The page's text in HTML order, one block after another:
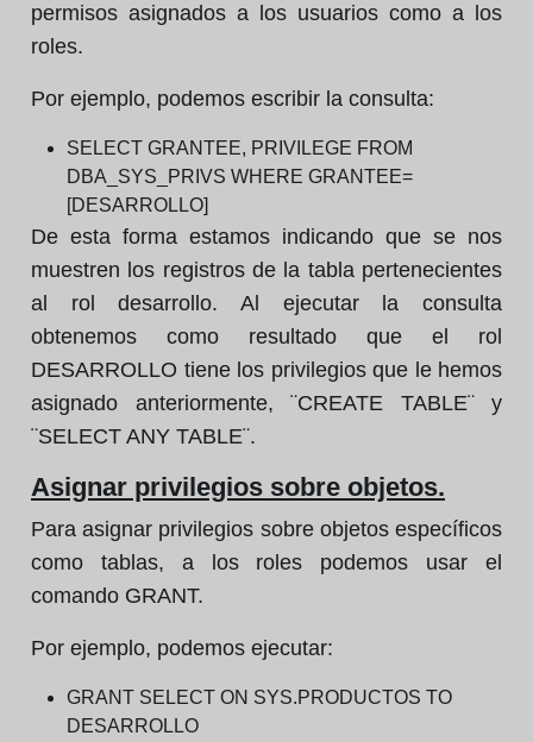
permisos asignados a los usuarios como a los
roles.
Por ejemplo, podemos escribir la consulta:
SELECT GRANTEE, PRIVILEGE FROM
DBA_SYS_PRIVS WHERE GRANTEE=
[DESARROLLO]
De esta forma estamos indicando que se nos
muestren los registros de la tabla pertenecientes
al rol desarrollo. Al ejecutar la consulta
obtenemos como resultado que el rol
DESARROLLO tiene los privilegios que le hemos
asignado anteriormente, ¨CREATE TABLE¨ y
¨SELECT ANY TABLE¨.
Asignar privilegios sobre objetos.
Para asignar privilegios sobre objetos específicos
como tablas, a los roles podemos usar el
comando GRANT.
Por ejemplo, podemos ejecutar:
GRANT SELECT ON SYS.PRODUCTOS TO
DESARROLLO